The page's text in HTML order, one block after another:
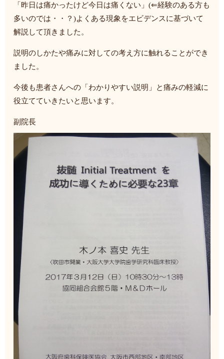
「昨日は痛かったけど今日は痛くない」(⇐経験のある方も
多いのでは・・？)よくある現象をエビデンスに基づいて
解説して頂きました。
説明のしかたや痛みに対しての考え方に触れることができ
ました。
今後も患者さんへの「わかりやすい説明」と痛みの軽減に
役立てていきたいと思います。
副院長